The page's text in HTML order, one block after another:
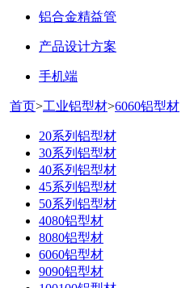
铝合金精益管
产品设计方案
手机端
首页>工业铝型材>6060铝型材
20系列铝型材
30系列铝型材
40系列铝型材
45系列铝型材
50系列铝型材
4080铝型材
8080铝型材
6060铝型材
9090铝型材